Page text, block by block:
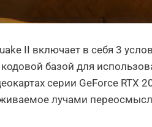
II включает в себя 3
базой для
серии GeForce RTX
лучами